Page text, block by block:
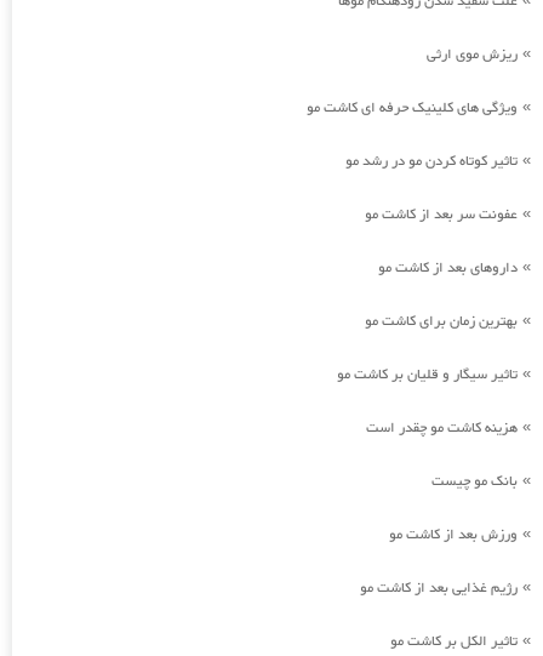
» ریزش موی ارثی
» ویژگی های کلینیک حرفه ای کاشت مو
» تاثیر کوتاه کردن مو در رشد مو
» عفونت سر بعد از کاشت مو
» داروهای بعد از کاشت مو
» بهترین زمان برای کاشت مو
» تاثیر سیگار و قلیان بر کاشت مو
» هزینه کاشت مو چقدر است
» بانک مو چیست
» ورزش بعد از کاشت مو
» رژیم غذایی بعد از کاشت مو
» تاثیر الکل بر کاشت مو